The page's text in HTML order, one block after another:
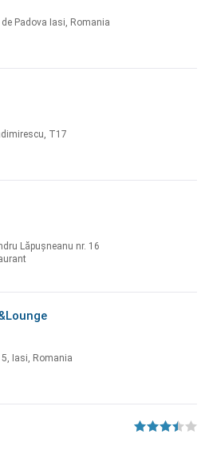
Padova Iasi, Romania
T17
Lăpușneanu nr. 16
5, Iasi, Romania